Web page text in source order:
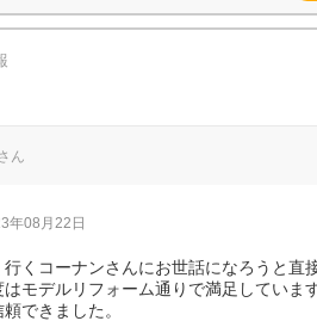
ん
年08月22日
くコーナンさんにお世話になろうと直
モデルリフォーム通りで満足していま
できました。